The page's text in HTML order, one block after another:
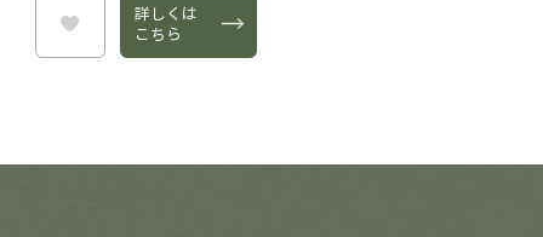
投稿する
詳しくは
こちら